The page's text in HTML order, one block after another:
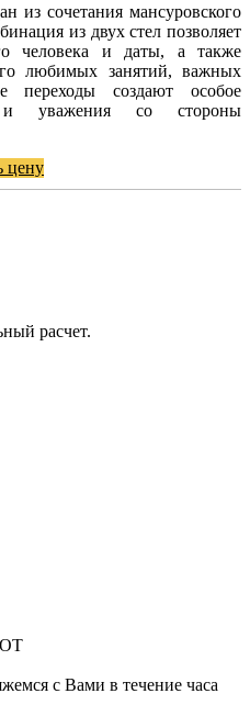
из сочетания мансуровского
из двух стел позволяет
человека и даты, а также
любимых занятий, важных
переходы создают особое
и уважения со стороны
цену
расчет.
с Вами в течение часа